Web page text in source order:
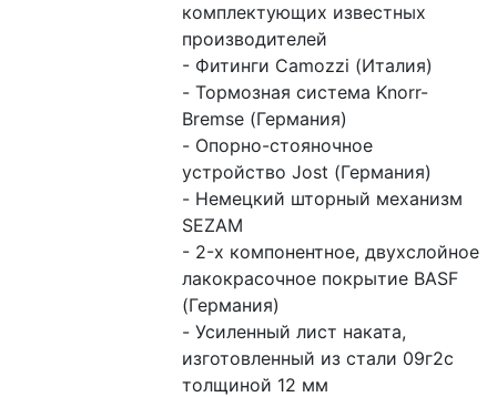
комплектующих известных
производителей
- Фитинги Camozzi (Италия)
- Тормозная система Knorr-
Bremse (Германия)
- Опорно-стояночное
устройство Jost (Германия)
- Немецкий шторный механизм
SEZAM
- 2-х компонентное, двухслойное
лакокрасочное покрытие BASF
(Германия)
- Усиленный лист наката,
изготовленный из стали 09г2с
толщиной 12 мм